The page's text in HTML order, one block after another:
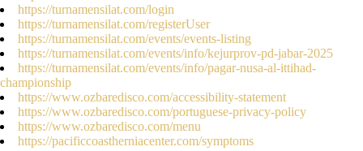
https://turnamensilat.com/login
https://turnamensilat.com/registerUser
https://turnamensilat.com/events/events-listing
https://turnamensilat.com/events/info/kejurprov-pd-jabar-2025
https://turnamensilat.com/events/info/pagar-nusa-al-ittihad-
championship
https://www.ozbaredisco.com/accessibility-statement
https://www.ozbaredisco.com/portuguese-privacy-policy
https://www.ozbaredisco.com/menu
https://pacificcoastherniacenter.com/symptoms